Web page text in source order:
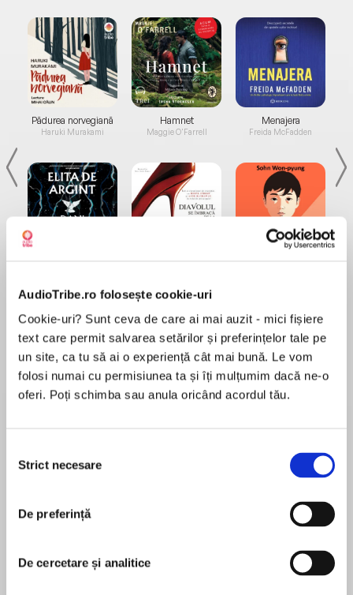
AudioTribe.ro folosește cookie-uri
Cookie-uri? Sunt ceva de care ai mai auzit - mici fișiere
text care permit salvarea setărilor și preferințelor tale pe
un site, ca tu să ai o experiență cât mai bună. Le vom
folosi numai cu permisiunea ta și îți mulțumim dacă ne-o
oferi. Poți schimba sau anula oricând acordul tău.
consimțământului
Strict necesare
De preferință
De cercetare și analitice
Pădurea norvegiană
Haruki Murakami
Hamnet
Maggie O'Farrell
Menajera
Freida McFadden
Desprecarte
A funny book that makes you cry. A sad book
part of it--and grateful that you are not. In short,
this book is one surprise after another. The only
Williams has created a wholly unforgettable,
absolutely wonderful portrait of Amber, Essie,
be the same again.
În acest moment nu există recenzii
pentru această carte
Vera B. Williams